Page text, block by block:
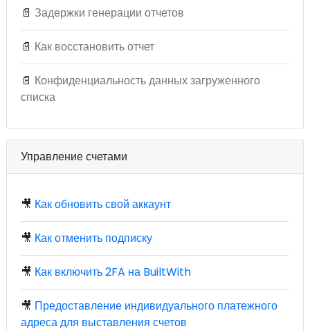
📄 Задержки генерации отчетов
📄 Как восстановить отчет
📄 Конфиденциальность данных загруженного
списка
Управление счетами
🎥 Как обновить свой аккаунт
🎥 Как отменить подписку
🎥 Как включить 2FA на BuiltWith
🎥 Предоставление индивидуального платежного
адреса для выставления счетов